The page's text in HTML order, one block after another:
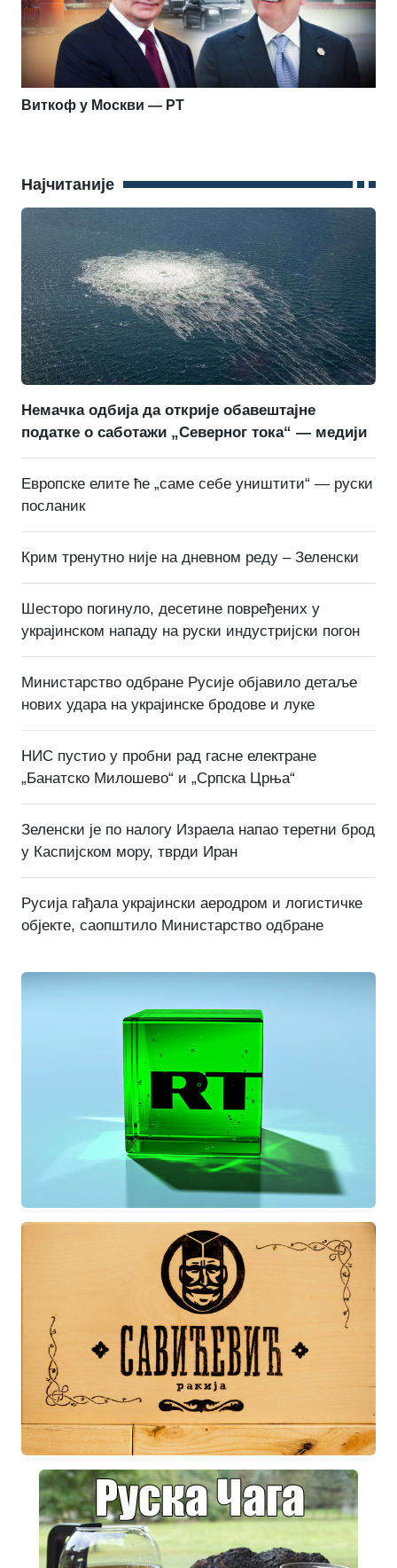
Виткоф у Москви — РТ
Најчитаније
Немачка одбија да открије обавештајне
податке о саботажи „Северног тока“ — медији
Европске елите ће „саме себе уништити“ — руски
посланик
Крим тренутно није на дневном реду – Зеленски
Шесторо погинуло, десетине повређених у
украјинском нападу на руски индустријски погон
Министарство одбране Русије објавило детаље
нових удара на украјинске бродове и луке
НИС пустио у пробни рад гасне електране
„Банатско Милошево“ и „Српска Црња“
Зеленски је по налогу Израела напао теретни брод
у Каспијском мору, тврди Иран
Русија гађала украјински аеродром и логистичке
објекте, саопштило Министарство одбране